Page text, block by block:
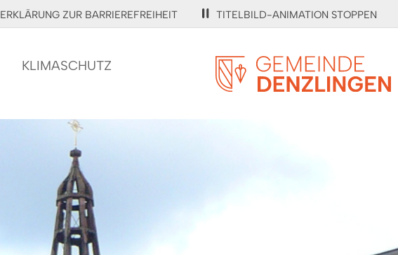
ERKLÄRUNG ZUR BARRIEREFREIHEIT TITELBILD-ANIMATION STOPPEN
KLIMASCHUTZ